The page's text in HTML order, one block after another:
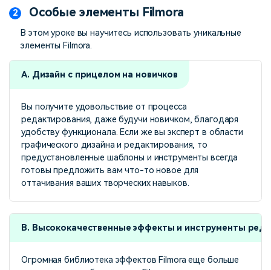
Особые элементы Filmora
В этом уроке вы научитесь использовать уникальные
элементы Filmora.
А. Дизайн с прицелом на новичков
Вы получите удовольствие от процесса
редактирования, даже будучи новичком, благодаря
удобству функционала. Если же вы эксперт в области
графического дизайна и редактирования, то
предустановленные шаблоны и инструменты всегда
готовы предложить вам что-то новое для
оттачивания ваших творческих навыков.
B. Высококачественные эффекты и инструменты
Огромная библиотека эффектов Filmora еще больше